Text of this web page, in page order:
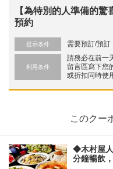
【為特別的人準備的
預約
提示条件 需要預訂/預訂
利用条件
請務必在前一
留言區寫下您
或折扣同時使
このクー
◆木村屋
分鐘暢飲